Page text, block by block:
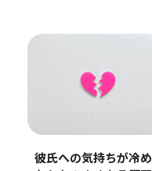
彼氏への気持ちが冷め